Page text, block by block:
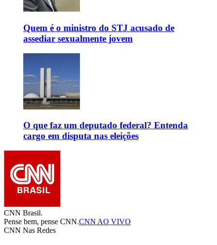
Quem é o ministro do STJ acusado de
assediar sexualmente jovem
O que faz um deputado federal? Entenda
cargo em disputa nas eleições
CNN Brasil.
Pense bem, pense CNN.CNN AO VIVO
CNN Nas Redes